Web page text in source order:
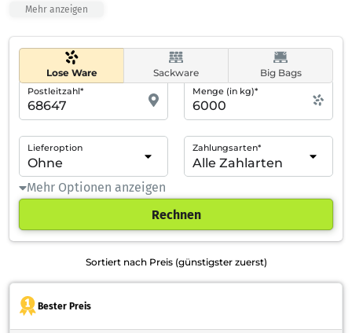
Mehr anzeigen
Lose Ware Sackware Big Bags
Postleitzahl* Menge (in kg)*
Lieferoption Zahlungsarten*
Mehr Optionen anzeigen
Rechnen
Sortiert nach Preis (günstigster zuerst)
Bester Preis